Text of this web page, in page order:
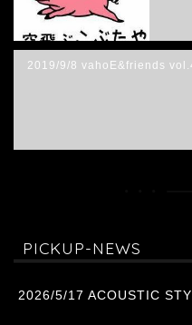
2019/9/8 vahoE&friends
PICKUP-NEWS
2026/5/17 ACOUSTIC